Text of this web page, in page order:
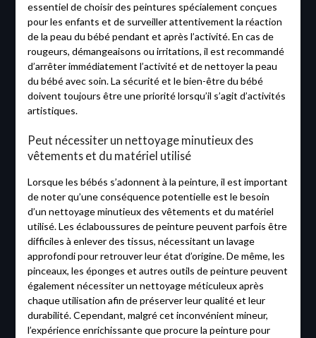
essentiel de choisir des peintures spécialement conçues
pour les enfants et de surveiller attentivement la réaction
de la peau du bébé pendant et après l’activité. En cas de
rougeurs, démangeaisons ou irritations, il est recommandé
d’arrêter immédiatement l’activité et de nettoyer la peau
du bébé avec soin. La sécurité et le bien-être du bébé
doivent toujours être une priorité lorsqu’il s’agit d’activités
artistiques.
Peut nécessiter un nettoyage minutieux des
vêtements et du matériel utilisé
Lorsque les bébés s’adonnent à la peinture, il est important
de noter qu’une conséquence potentielle est le besoin
d’un nettoyage minutieux des vêtements et du matériel
utilisé. Les éclaboussures de peinture peuvent parfois être
difficiles à enlever des tissus, nécessitant un lavage
approfondi pour retrouver leur état d’origine. De même, les
pinceaux, les éponges et autres outils de peinture peuvent
également nécessiter un nettoyage méticuleux après
chaque utilisation afin de préserver leur qualité et leur
durabilité. Cependant, malgré cet inconvénient mineur,
l’expérience enrichissante que procure la peinture pour